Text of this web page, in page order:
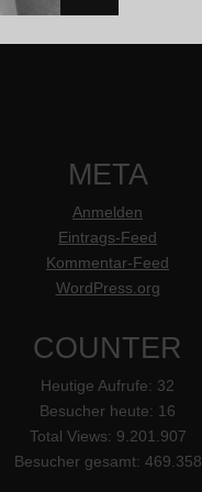
META
Anmelden
Eintrags-Feed
Kommentar-Feed
WordPress.org
COUNTER
Heutige Aufrufe: 32
Besucher heute: 16
Total Views: 9.201.907
Besucher gesamt: 469.358